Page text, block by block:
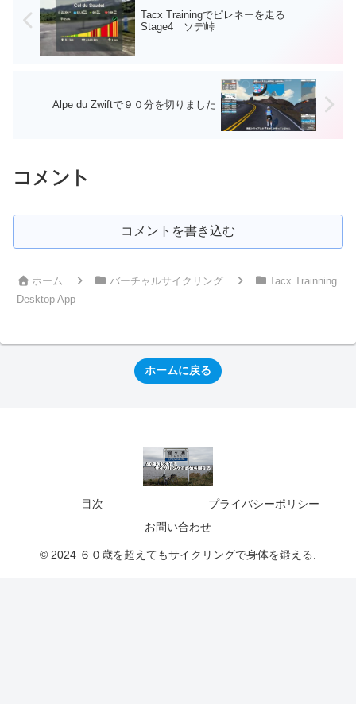
Tacx Trainingでピレネーを走る
Stage4 ソデ峠
Alpe du Zwiftで９０分を切りました
コメント
コメントを書き込む
ホーム バーチャルサイクリング
Tacx Trainning
Desktop App
ホームに戻る
目次
プライバシーポリシー
お問い合わせ
© 2024 ６０歳を超えてもサイクリングで身体を鍛える.